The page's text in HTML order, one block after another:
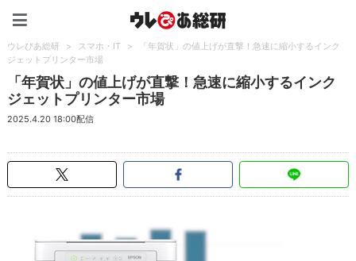
ウレぴあ総研 > スマホ・IT >
「年賀状」の値上げが直撃！急速に縮小するインク
ジェットプリンター市場
「年賀状」の値上げが直撃！急速に縮小するインク
ジェットプリンター市場
2025.4.20 18:00配信